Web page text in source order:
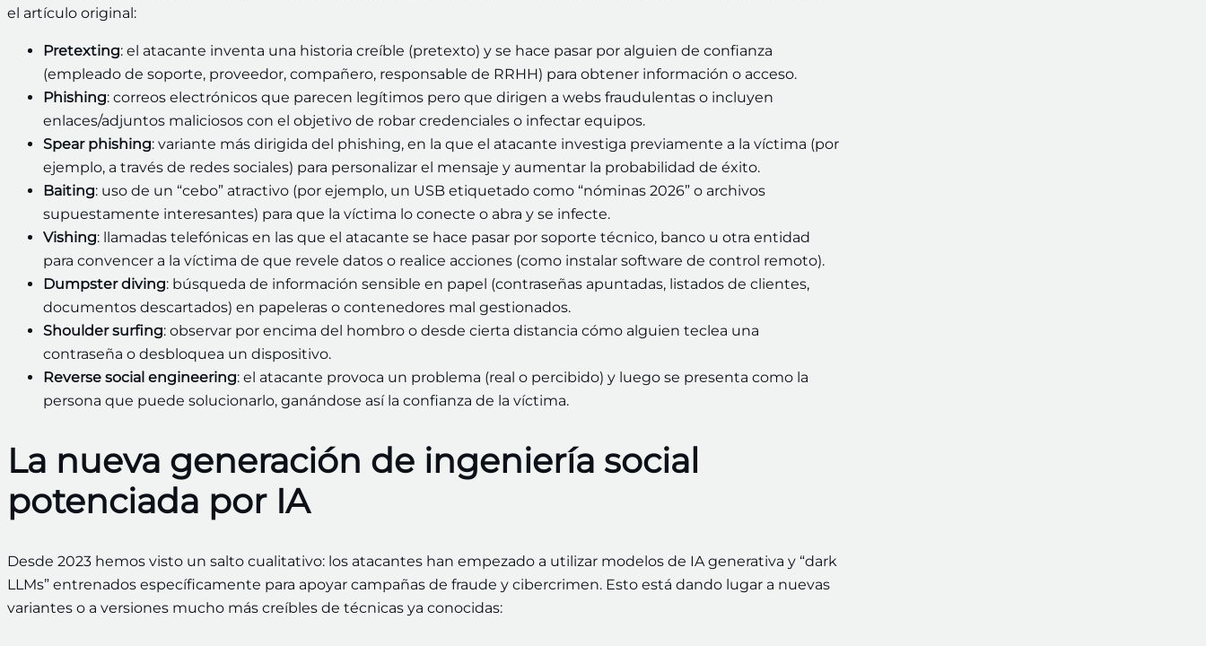
el artículo original:
Pretexting: el atacante inventa una historia creíble (pretexto) y se hace pasar por alguien de confianza
(empleado de soporte, proveedor, compañero, responsable de RRHH) para obtener información o acceso.
Phishing: correos electrónicos que parecen legítimos pero que dirigen a webs fraudulentas o incluyen
enlaces/adjuntos maliciosos con el objetivo de robar credenciales o infectar equipos.
Spear phishing: variante más dirigida del phishing, en la que el atacante investiga previamente a la víctima (por
ejemplo, a través de redes sociales) para personalizar el mensaje y aumentar la probabilidad de éxito.
Baiting: uso de un “cebo” atractivo (por ejemplo, un USB etiquetado como “nóminas 2026” o archivos
supuestamente interesantes) para que la víctima lo conecte o abra y se infecte.
Vishing: llamadas telefónicas en las que el atacante se hace pasar por soporte técnico, banco u otra entidad
para convencer a la víctima de que revele datos o realice acciones (como instalar software de control remoto).
Dumpster diving: búsqueda de información sensible en papel (contraseñas apuntadas, listados de clientes,
documentos descartados) en papeleras o contenedores mal gestionados.
Shoulder surfing: observar por encima del hombro o desde cierta distancia cómo alguien teclea una
contraseña o desbloquea un dispositivo.
Reverse social engineering: el atacante provoca un problema (real o percibido) y luego se presenta como la
persona que puede solucionarlo, ganándose así la confianza de la víctima.
La nueva generación de ingeniería social
potenciada por IA
Desde 2023 hemos visto un salto cualitativo: los atacantes han empezado a utilizar modelos de IA generativa y “dark
LLMs” entrenados específicamente para apoyar campañas de fraude y cibercrimen. Esto está dando lugar a nuevas
variantes o a versiones mucho más creíbles de técnicas ya conocidas: